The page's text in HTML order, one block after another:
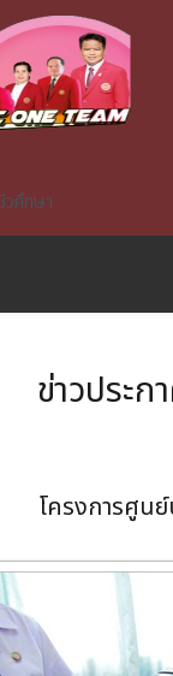
วศึกษา
ข่าวประ
โครงการศูน